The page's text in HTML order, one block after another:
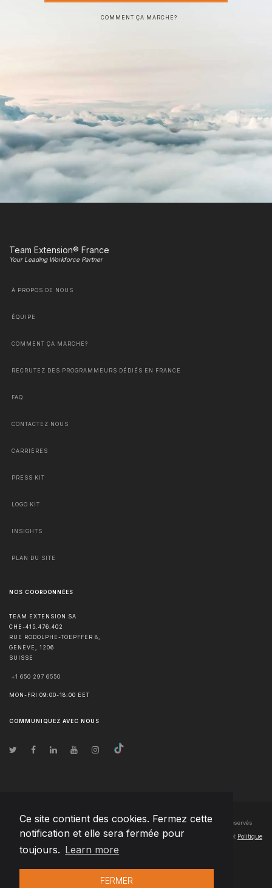
Ce site contient des cookies. Fermez cette
notification et elle sera fermée pour
toujours. Learn more
FERMER
COMMENT ÇA MARCHE?
Team Extension® France
Your Leading Workforce Partner
À PROPOS DE NOUS
ÉQUIPE
COMMENT ÇA MARCHE?
RECRUTEZ DES PROGRAMMEURS DÉDIÉS EN FRANCE
FAQ
CONTACTEZ NOUS
CARRIÈRES
PRESS KIT
LOGO KIT
INSIGHTS
PLAN DU SITE
NOS COORDONNÉES
TEAM EXTENSION SA
CHE-415.476.402
RUE RODOLPHE-TOEPFFER 8,
GENÈVE
1206
SUISSE
+1 650 297 6550
MON-FRI 09:00-18:00 EET
COMMUNIQUEZ AVEC NOUS
© Droits d'auteur2026 Team Extension SA France- Tous les droits sont réservés
Changelog● En utilisant ce site, vous acceptez nos Conditions d'utilisation et Politique
de confidentialité